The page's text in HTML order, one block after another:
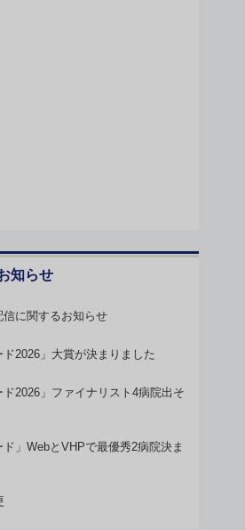
知らせ
に関するお知らせ
ド2026」大賞が決まりました
ド2026」ファイナリスト4病院出そ
ド」WebとVHPで最優秀2病院決ま